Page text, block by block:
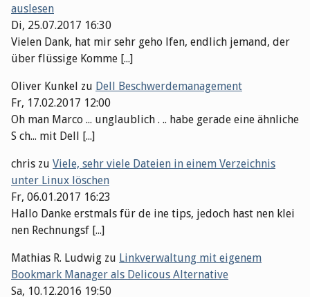
auslesen
Di, 25.07.2017 16:30
Vielen Dank, hat mir sehr geho lfen, endlich jemand, der
über flüssige Komme [...]
Oliver Kunkel zu Dell Beschwerdemanagement
Fr, 17.02.2017 12:00
Oh man Marco ... unglaublich . .. habe gerade eine ähnliche
S ch... mit Dell [...]
chris zu Viele, sehr viele Dateien in einem Verzeichnis
unter Linux löschen
Fr, 06.01.2017 16:23
Hallo Danke erstmals für de ine tips, jedoch hast nen klei
nen Rechnungsf [...]
Mathias R. Ludwig zu Linkverwaltung mit eigenem
Bookmark Manager als Delicous Alternative
Sa, 10.12.2016 19:50